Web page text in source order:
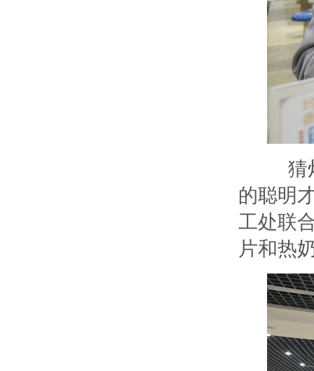
猜
的聪明
工处联
片和热